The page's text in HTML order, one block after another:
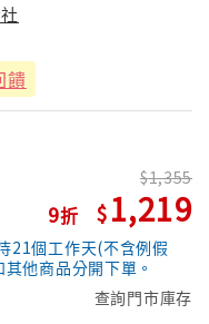
饋
9
1,355
1,219
21個工作天(不含例假
他商品分開下單。
查詢門市庫存